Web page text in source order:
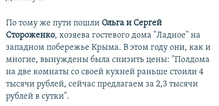
По тому же пути пошли Ольга и Сергей
Стороженко, хозяева гостевого дома "Ладное" на
западном побережье Крыма. В этом году они, как и
многие, вынуждены была снизить цены: "Полдома
на две комнаты со своей кухней раньше стоили 4
тысячи рублей, сейчас предлагаем за 2,3 тысячи
рублей в сутки".